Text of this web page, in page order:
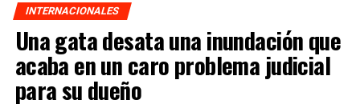
INTERNACIONALES
Una gata desata una inundación que
acaba en un caro problema judicial
para su dueño